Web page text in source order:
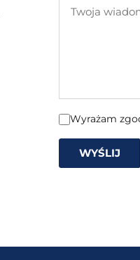
mail
wiadomość
Wyrażam
WYŚLIJ